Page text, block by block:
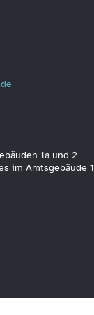
1a und 2
im Amtsgebäude